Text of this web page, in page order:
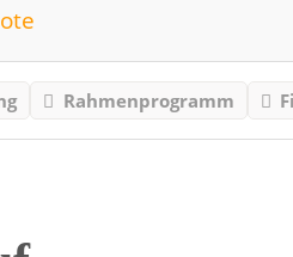
Rahmenprogramm